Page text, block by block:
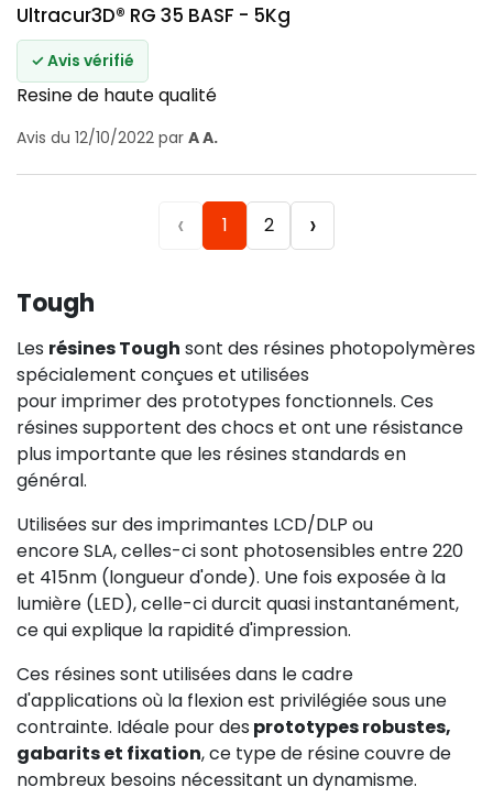
Ultracur3D® RG 35 BASF - 5Kg
✓ Avis vérifié
Resine de haute qualité
Avis du 12/10/2022 par A A.
‹ 1 2 ›
Tough
Les résines Tough sont des résines photopolymères
spécialement conçues et utilisées
pour imprimer des prototypes fonctionnels. Ces
résines supportent des chocs et ont une résistance
plus importante que les résines standards en
général.
Utilisées sur des imprimantes LCD/DLP ou
encore SLA, celles-ci sont photosensibles entre 220
et 415nm (longueur d'onde). Une fois exposée à la
lumière (LED), celle-ci durcit quasi instantanément,
ce qui explique la rapidité d'impression.
Ces résines sont utilisées dans le cadre
d'applications où la flexion est privilégiée sous une
contrainte. Idéale pour des prototypes robustes,
gabarits et fixation, ce type de résine couvre de
nombreux besoins nécessitant un dynamisme.